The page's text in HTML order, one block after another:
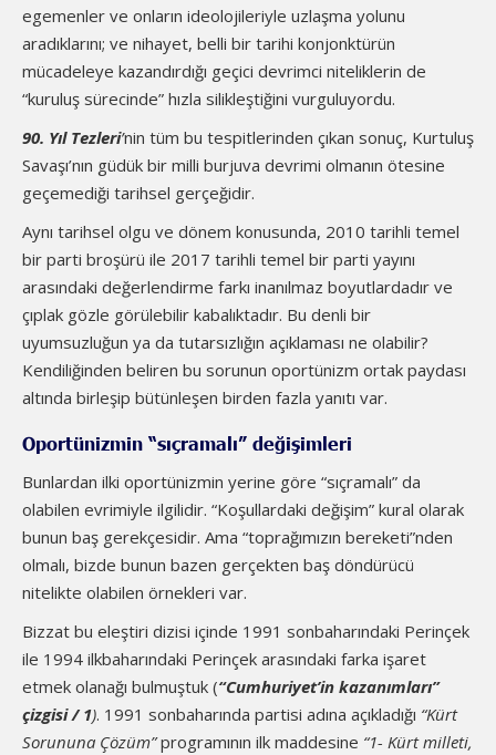
egemenler ve onların ideolojileriyle uzlaşma yolunu
aradıklarını; ve nihayet, belli bir tarihi konjonktürün
mücadeleye kazandırdığı geçici devrimci niteliklerin de
“kuruluş sürecinde” hızla silikleştiğini vurguluyordu.
90. Yıl Tezleri’nin tüm bu tespitlerinden çıkan sonuç, Kurtuluş
Savaşı’nın güdük bir milli burjuva devrimi olmanın ötesine
geçemediği tarihsel gerçeğidir.
Aynı tarihsel olgu ve dönem konusunda, 2010 tarihli temel
bir parti broşürü ile 2017 tarihli temel bir parti yayını
arasındaki değerlendirme farkı inanılmaz boyutlardadır ve
çıplak gözle görülebilir kabalıktadır. Bu denli bir
uyumsuzluğun ya da tutarsızlığın açıklaması ne olabilir?
Kendiliğinden beliren bu sorunun oportünizm ortak paydası
altında birleşip bütünleşen birden fazla yanıtı var.
Oportünizmin “sıçramalı” değişimleri
Bunlardan ilki oportünizmin yerine göre “sıçramalı” da
olabilen evrimiyle ilgilidir. “Koşullardaki değişim” kural olarak
bunun baş gerekçesidir. Ama “toprağımızın bereketi”nden
olmalı, bizde bunun bazen gerçekten baş döndürücü
nitelikte olabilen örnekleri var.
Bizzat bu eleştiri dizisi içinde 1991 sonbaharındaki Perinçek
ile 1994 ilkbaharındaki Perinçek arasındaki farka işaret
etmek olanağı bulmuştuk (“Cumhuriyet’in kazanımları”
çizgisi / 1). 1991 sonbaharında partisi adına açıkladığı “Kürt
Sorununa Çözüm”programının ilk maddesine “1- Kürt milleti,